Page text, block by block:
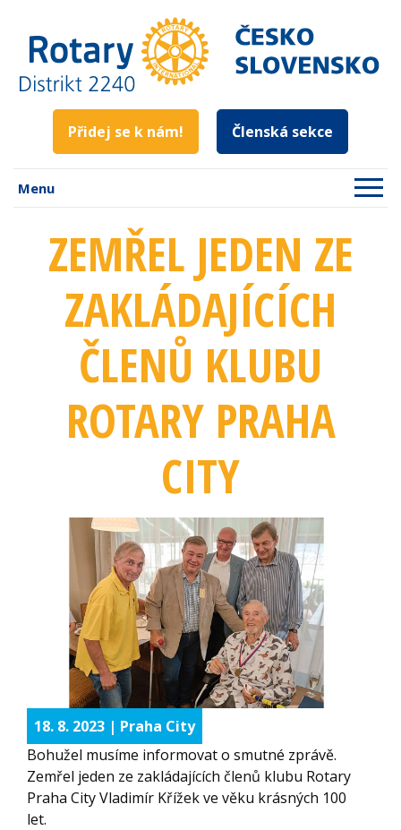
Přidej se k nám! Členská sekce
Menu
ZEMŘEL JEDEN ZE
ZAKLÁDAJÍCÍCH
ČLENŮ KLUBU
ROTARY PRAHA
CITY
18. 8. 2023 | Praha City
Bohužel musíme informovat o smutné zprávě.
Zemřel jeden ze zakládajících členů klubu Rotary
Praha City Vladimír Křížek ve věku krásných 100
let.